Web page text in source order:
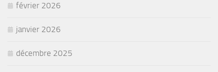
février 2026
janvier 2026
décembre 2025